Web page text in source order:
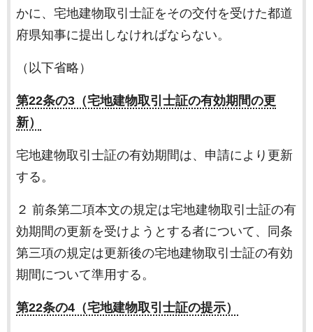
かに、宅地建物取引士証をその交付を受けた都道
府県知事に提出しなければならない。
（以下省略）
第22条の3（宅地建物取引士証の有効期間の更
新）
宅地建物取引士証の有効期間は、申請により更新
する。
２ 前条第二項本文の規定は宅地建物取引士証の有
効期間の更新を受けようとする者について、同条
第三項の規定は更新後の宅地建物取引士証の有効
期間について準用する。
第22条の4（宅地建物取引士証の提示）